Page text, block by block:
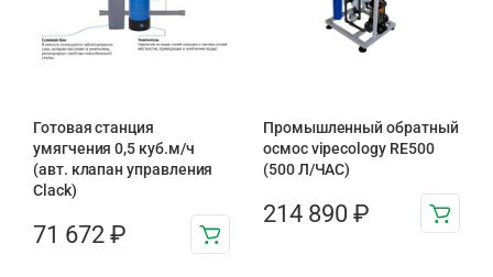
Готовая станция
умягчения 0,5 куб.м/ч
(авт. клапан управления
Clack)
71 672 ₽
Промышленный обратный
осмос vipecology RE500
(500 Л/ЧАС)
214 890 ₽